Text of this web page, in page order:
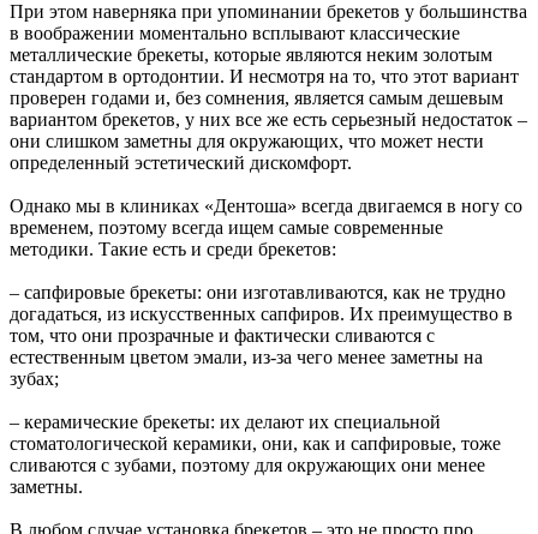
При этом наверняка при упоминании брекетов у большинства
в воображении моментально всплывают классические
металлические брекеты, которые являются неким золотым
стандартом в ортодонтии. И несмотря на то, что этот вариант
проверен годами и, без сомнения, является самым дешевым
вариантом брекетов, у них все же есть серьезный недостаток –
они слишком заметны для окружающих, что может нести
определенный эстетический дискомфорт.
Однако мы в клиниках «Дентоша» всегда двигаемся в ногу со
временем, поэтому всегда ищем самые современные
методики. Такие есть и среди брекетов:
– сапфировые брекеты: они изготавливаются, как не трудно
догадаться, из искусственных сапфиров. Их преимущество в
том, что они прозрачные и фактически сливаются с
естественным цветом эмали, из-за чего менее заметны на
зубах;
– керамические брекеты: их делают их специальной
стоматологической керамики, они, как и сапфировые, тоже
сливаются с зубами, поэтому для окружающих они менее
заметны.